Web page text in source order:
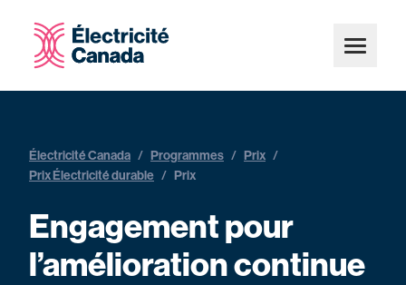
Électricité Canada / Programmes / Prix /
Prix Électricité durable / Prix
Engagement pour
l’amélioration continue